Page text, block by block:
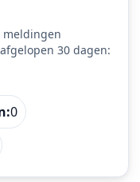
meldingen
30 dagen:
0